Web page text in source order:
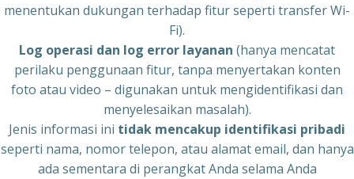
menentukan dukungan terhadap fitur seperti transfer Wi-
Fi).
Log operasi dan log error layanan (hanya mencatat
perilaku penggunaan fitur, tanpa menyertakan konten
foto atau video – digunakan untuk mengidentifikasi dan
menyelesaikan masalah).
Jenis informasi ini tidak mencakup identifikasi pribadi
seperti nama, nomor telepon, atau alamat email, dan hanya
ada sementara di perangkat Anda selama Anda